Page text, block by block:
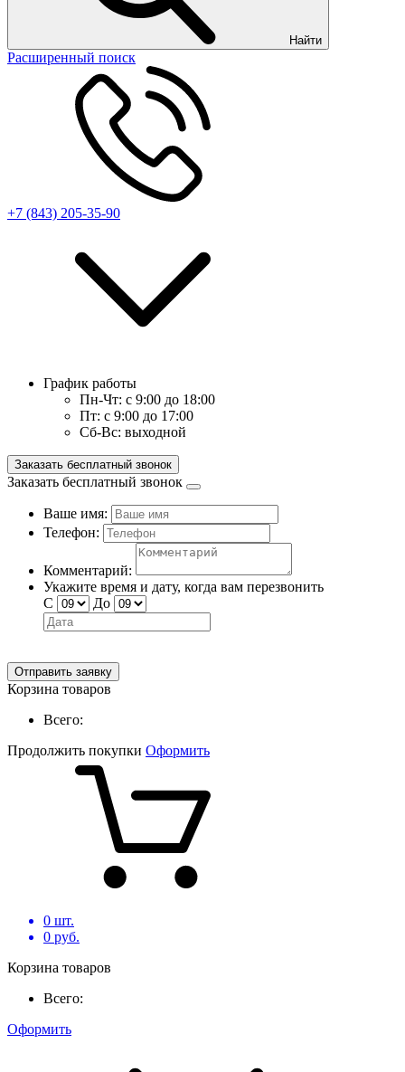
Найти
Расширенный поиск
+7 (843) 205-35-90
График работы
Пн-Чт: с 9:00 до 18:00
Пт: с 9:00 до 17:00
Сб-Вс: выходной
Заказать бесплатный звонок
Заказать бесплатный звонок
Ваше имя:
Телефон:
Комментарий:
Укажите время и дату, когда вам перезвонить
С
До
Отправить заявку
Корзина товаров
Всего:
Продолжить покупки Оформить
0 шт.
0 руб.
Корзина товаров
Всего:
Оформить